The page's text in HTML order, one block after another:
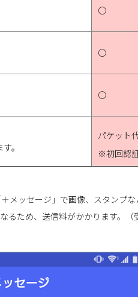
〇
〇
〇
。
パケット
※初回認
メッセージ」で画像、スタンプな
るため、送信料がかかります。（